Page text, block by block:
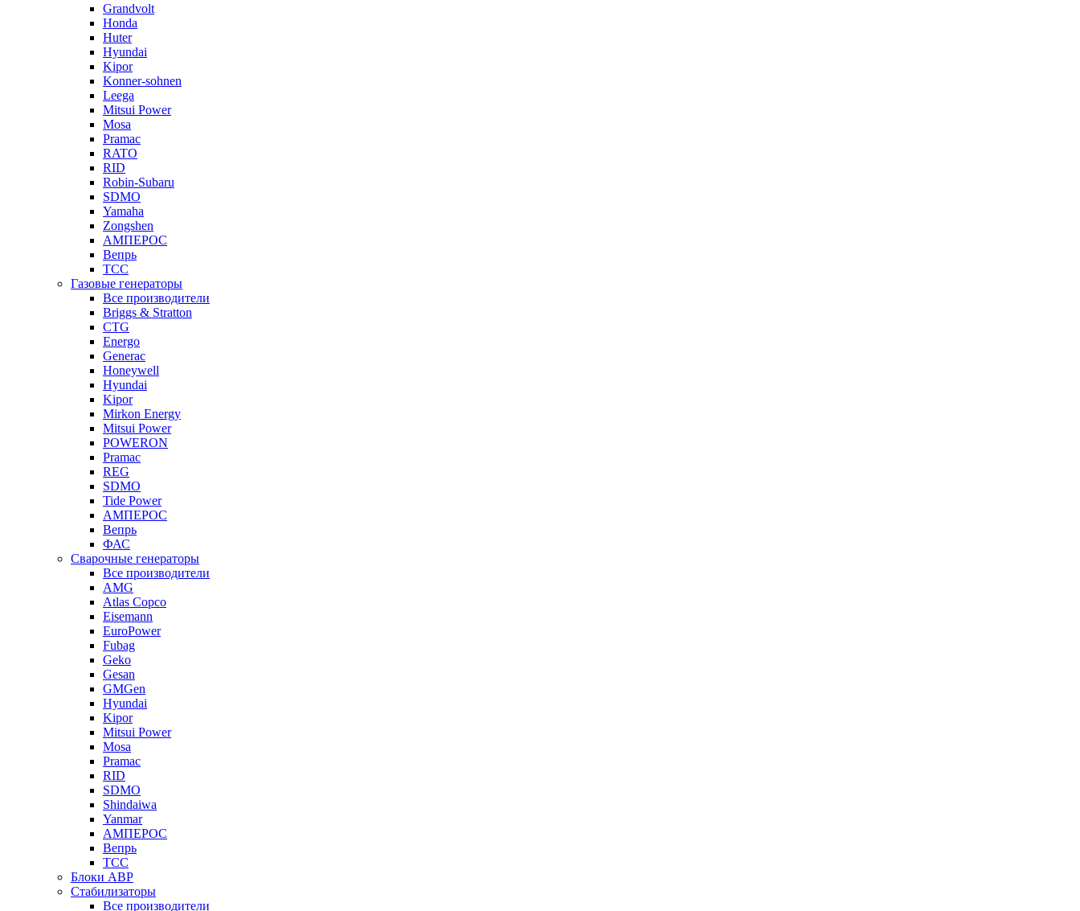
Grandvolt
Honda
Huter
Hyundai
Kipor
Konner-sohnen
Leega
Mitsui Power
Mosa
Pramac
RATO
RID
Robin-Subaru
SDMO
Yamaha
Zongshen
АМПЕРОС
Вепрь
ТСС
Газовые генераторы
Все производители
Briggs & Stratton
CTG
Energo
Generac
Honeywell
Hyundai
Kipor
Mirkon Energy
Mitsui Power
POWERON
Pramac
REG
SDMO
Tide Power
АМПЕРОС
Вепрь
ФАС
Сварочные генераторы
Все производители
AMG
Atlas Copco
Eisemann
EuroPower
Fubag
Geko
Gesan
GMGen
Hyundai
Kipor
Mitsui Power
Mosa
Pramac
RID
SDMO
Shindaiwa
Yanmar
АМПЕРОС
Вепрь
ТСС
Блоки АВР
Стабилизаторы
Все производители